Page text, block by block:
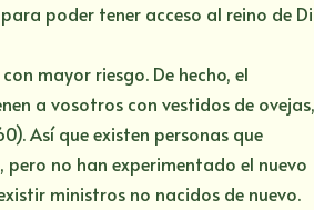
poder tener acceso al reino de
mayor riesgo. De hecho, el
a vosotros con vestidos de ovejas,
Así que existen personas que
no han experimentado el nuevo
ministros no nacidos de nuevo.